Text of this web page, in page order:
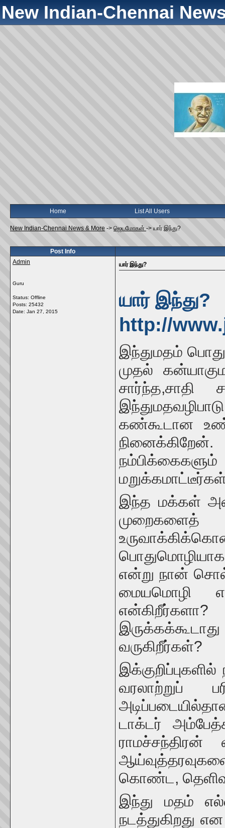
New Indian-Chennai
Home List All Users
New Indian-Chennai News & More -> ஜெயமோகன் -> யார் இந்து?
Post Info
Admin
Guru
Status: Offline
Posts: 25432
Date: Jan 27, 2015
யார் இந்து?
யார் இந்து?
http://
இந்துமதம்
முதல்
கண்கூடான
இந்த மக்கள்
என்று நான்
மையமொழி
வருகிறீர்கள்?
வரலாற்றுப்
டாக்டர்
ராமச்சந்திரன்
கொண்ட,
இந்து மதம்
நடத்துகிறது